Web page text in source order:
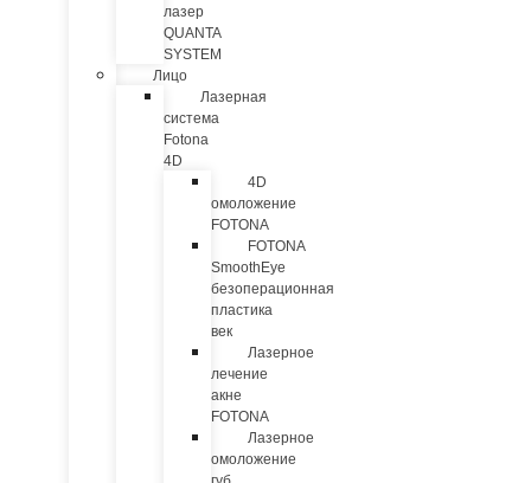
лазер
QUANTA
SYSTEM
Лицо
Лазерная
система
Fotona
4D
4D
омоложение
FOTONA
FOTONA
SmoothEye
безоперационная
пластика
век
Лазерное
лечение
акне
FOTONA
Лазерное
омоложение